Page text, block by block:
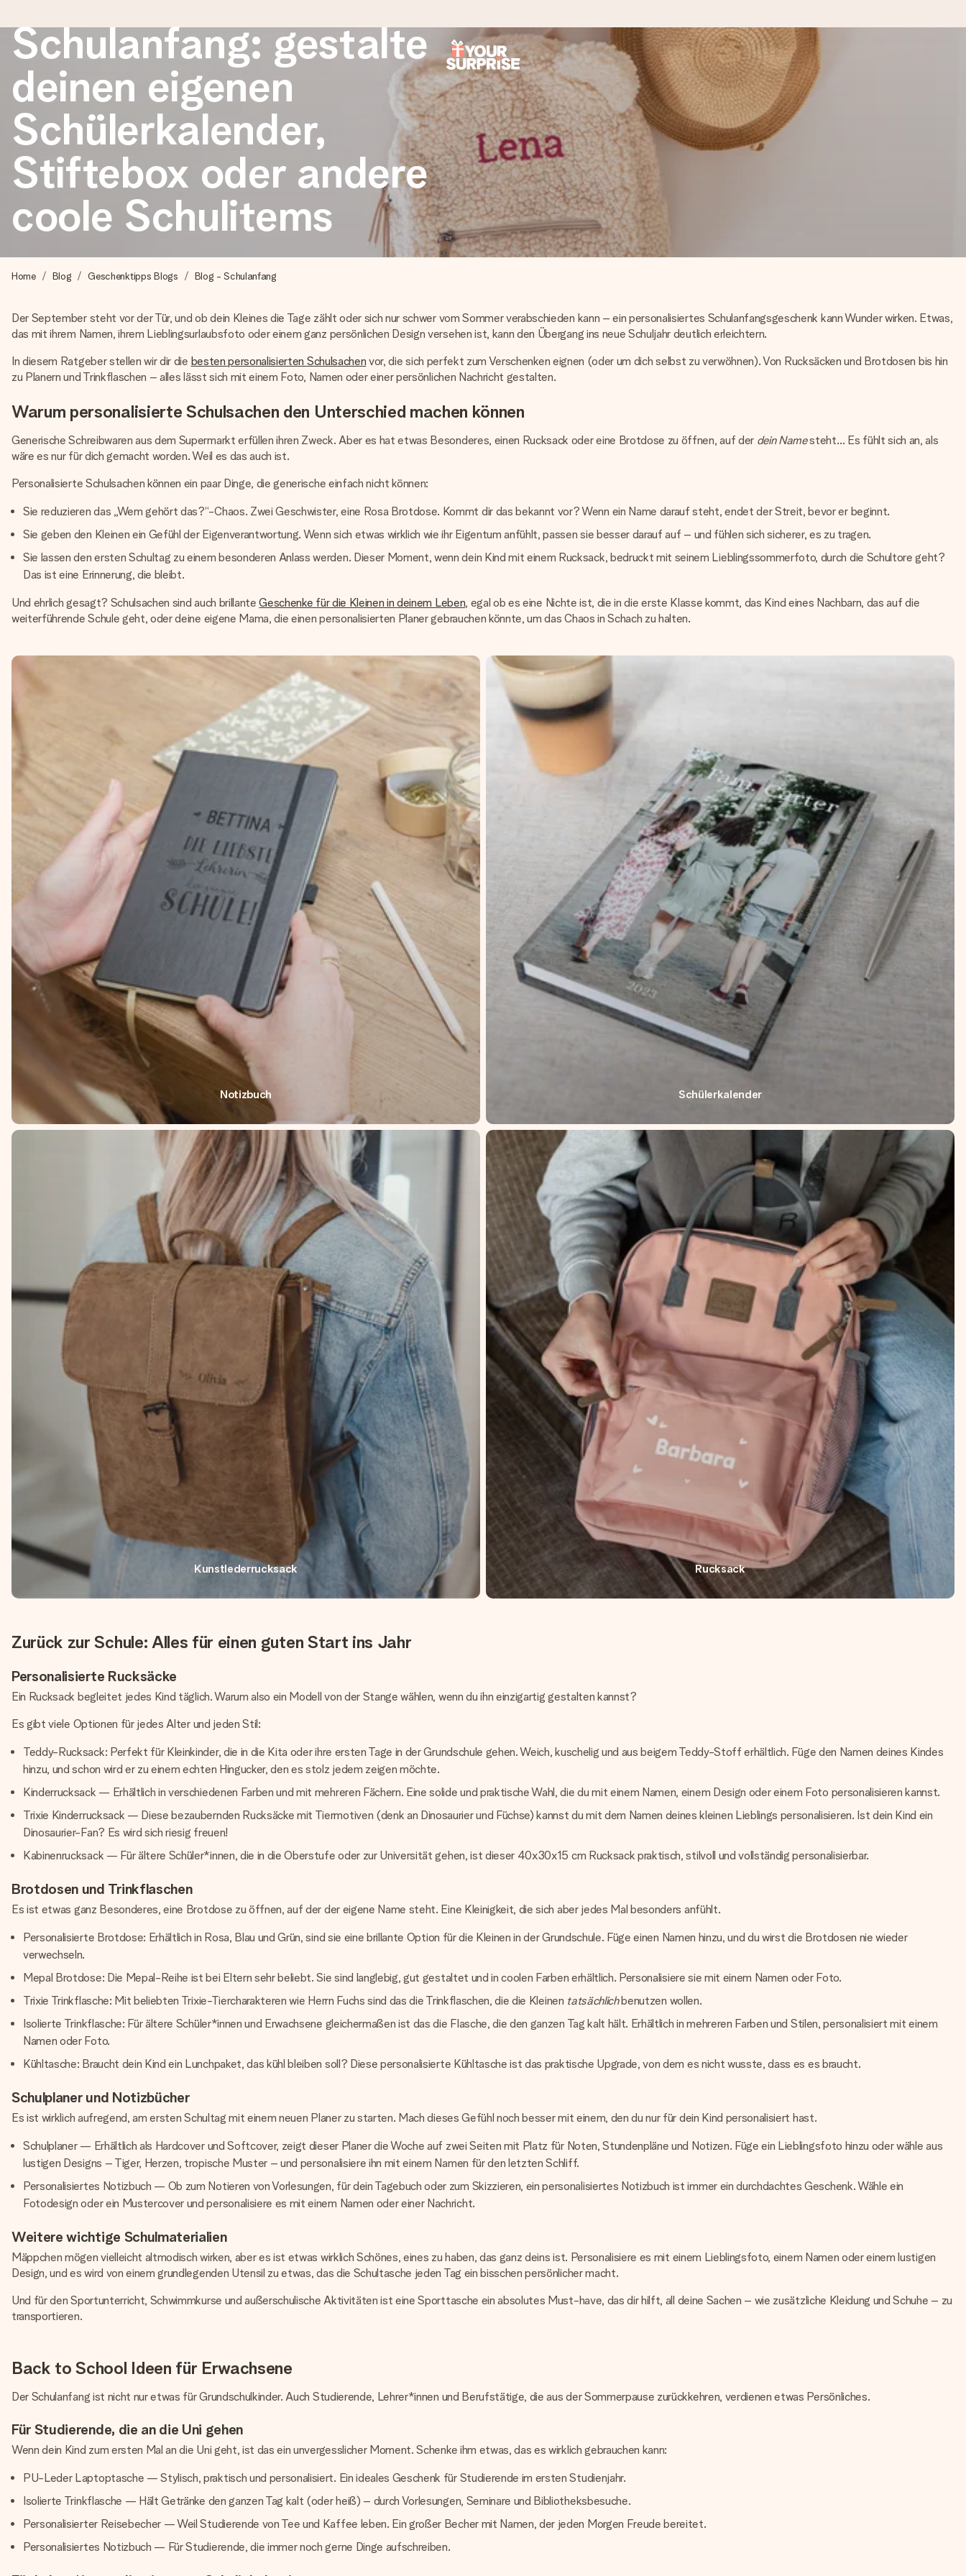
Heute bestellt, in 1 Werktag verschickt
Wir bereiten dein Geschenk sorgfältig vor und schicken es blitzschnell – damit du es genau zum richtigen Zeitpunkt überreichen kannst, wenn es am meisten
zählt.
4,8 (basierend auf +15.000 Bewertungen)
Unsere Geschenke begeistern. Kunden bewerten uns mit 4,8 bei Google Reviews (Gesamtergebnis aller Länder, in die wir versenden).
+49 39292 929695
Montag - Freitag : 8:30 - 17:00 Uhr
Schulanfang: gestalte
deinen eigenen
Schülerkalender,
Stiftebox oder andere
coole Schulitems
Home Blog Geschenktipps Blogs Blog - Schulanfang
Der September steht vor der Tür, und ob dein Kleines die Tage zählt oder sich nur schwer vom Sommer verabschieden kann – ein personalisiertes Schulanfangsgeschenk kann Wunder wirken. Etwas,
das mit ihrem Namen, ihrem Lieblingsurlaubsfoto oder einem ganz persönlichen Design versehen ist, kann den Übergang ins neue Schuljahr deutlich erleichtern.
In diesem Ratgeber stellen wir dir die besten personalisierten Schulsachen vor, die sich perfekt zum Verschenken eignen (oder um dich selbst zu verwöhnen). Von Rucksäcken und Brotdosen bis hin
zu Planern und Trinkflaschen – alles lässt sich mit einem Foto, Namen oder einer persönlichen Nachricht gestalten.
Warum personalisierte Schulsachen den Unterschied machen können
Generische Schreibwaren aus dem Supermarkt erfüllen ihren Zweck. Aber es hat etwas Besonderes, einen Rucksack oder eine Brotdose zu öffnen, auf der dein Namesteht… Es fühlt sich an, als
wäre es nur für dich gemacht worden. Weil es das auch ist.
Personalisierte Schulsachen können ein paar Dinge, die generische einfach nicht können:
Sie reduzieren das „Wem gehört das?“-Chaos. Zwei Geschwister, eine Rosa Brotdose. Kommt dir das bekannt vor? Wenn ein Name darauf steht, endet der Streit, bevor er beginnt.
Sie geben den Kleinen ein Gefühl der Eigenverantwortung. Wenn sich etwas wirklich wie ihr Eigentum anfühlt, passen sie besser darauf auf – und fühlen sich sicherer, es zu tragen.
Sie lassen den ersten Schultag zu einem besonderen Anlass werden. Dieser Moment, wenn dein Kind mit einem Rucksack, bedruckt mit seinem Lieblingssommerfoto, durch die Schultore geht?
Das ist eine Erinnerung, die bleibt.
Und ehrlich gesagt? Schulsachen sind auch brillanteGeschenke für die Kleinen in deinem Leben, egal ob es eine Nichte ist, die in die erste Klasse kommt, das Kind eines Nachbarn, das auf die
weiterführende Schule geht, oder deine eigene Mama, die einen personalisierten Planer gebrauchen könnte, um das Chaos in Schach zu halten.
Notizbuch Schülerkalender
Kunstlederrucksack Rucksack
Zurück zur Schule: Alles für einen guten Start ins Jahr
Personalisierte Rucksäcke
Ein Rucksack begleitet jedes Kind täglich. Warum also ein Modell von der Stange wählen, wenn du ihn einzigartig gestalten kannst?
Es gibt viele Optionen für jedes Alter und jeden Stil:
Teddy-Rucksack: Perfekt für Kleinkinder, die in die Kita oder ihre ersten Tage in der Grundschule gehen. Weich, kuschelig und aus beigem Teddy-Stoff erhältlich. Füge den Namen deines Kindes
hinzu, und schon wird er zu einem echten Hingucker, den es stolz jedem zeigen möchte.
Kinderrucksack — Erhältlich in verschiedenen Farben und mit mehreren Fächern. Eine solide und praktische Wahl, die du mit einem Namen, einem Design oder einem Foto personalisieren kannst.
Trixie Kinderrucksack — Diese bezaubernden Rucksäcke mit Tiermotiven (denk an Dinosaurier und Füchse) kannst du mit dem Namen deines kleinen Lieblings personalisieren. Ist dein Kind ein
Dinosaurier-Fan? Es wird sich riesig freuen!
Kabinenrucksack — Für ältere Schüler*innen, die in die Oberstufe oder zur Universität gehen, ist dieser 40x30x15 cm Rucksack praktisch, stilvoll und vollständig personalisierbar.
Brotdosen und Trinkflaschen
Es ist etwas ganz Besonderes, eine Brotdose zu öffnen, auf der der eigene Name steht. Eine Kleinigkeit, die sich aber jedes Mal besonders anfühlt.
Personalisierte Brotdose: Erhältlich in Rosa, Blau und Grün, sind sie eine brillante Option für die Kleinen in der Grundschule. Füge einen Namen hinzu, und du wirst die Brotdosen nie wieder
verwechseln.
Mepal Brotdose: Die Mepal-Reihe ist bei Eltern sehr beliebt. Sie sind langlebig, gut gestaltet und in coolen Farben erhältlich. Personalisiere sie mit einem Namen oder Foto.
Trixie Trinkflasche: Mit beliebten Trixie-Tiercharakteren wie Herrn Fuchs sind das die Trinkflaschen, die die Kleinen tatsächlichbenutzen wollen.
Isolierte Trinkflasche: Für ältere Schüler*innen und Erwachsene gleichermaßen ist das die Flasche, die den ganzen Tag kalt hält. Erhältlich in mehreren Farben und Stilen, personalisiert mit einem
Namen oder Foto.
Kühltasche: Braucht dein Kind ein Lunchpaket, das kühl bleiben soll? Diese personalisierte Kühltasche ist das praktische Upgrade, von dem es nicht wusste, dass es es braucht.
Schulplaner und Notizbücher
Es ist wirklich aufregend, am ersten Schultag mit einem neuen Planer zu starten. Mach dieses Gefühl noch besser mit einem, den du nur für dein Kind personalisiert hast.
Schulplaner — Erhältlich als Hardcover und Softcover, zeigt dieser Planer die Woche auf zwei Seiten mit Platz für Noten, Stundenpläne und Notizen. Füge ein Lieblingsfoto hinzu oder wähle aus
lustigen Designs – Tiger, Herzen, tropische Muster – und personalisiere ihn mit einem Namen für den letzten Schliff.
Personalisiertes Notizbuch — Ob zum Notieren von Vorlesungen, für dein Tagebuch oder zum Skizzieren, ein personalisiertes Notizbuch ist immer ein durchdachtes Geschenk. Wähle ein
Fotodesign oder ein Mustercover und personalisiere es mit einem Namen oder einer Nachricht.
Weitere wichtige Schulmaterialien
Mäppchen mögen vielleicht altmodisch wirken, aber es ist etwas wirklich Schönes, eines zu haben, das ganz deins ist. Personalisiere es mit einem Lieblingsfoto, einem Namen oder einem lustigen
Design, und es wird von einem grundlegenden Utensil zu etwas, das die Schultasche jeden Tag ein bisschen persönlicher macht.
Und für den Sportunterricht, Schwimmkurse und außerschulische Aktivitäten ist eine Sporttasche ein absolutes Must-have, das dir hilft, all deine Sachen – wie zusätzliche Kleidung und Schuhe – zu
transportieren.
Back to School Ideen für Erwachsene
Der Schulanfang ist nicht nur etwas für Grundschulkinder. Auch Studierende, Lehrer*innen und Berufstätige, die aus der Sommerpause zurückkehren, verdienen etwas Persönliches.
Für Studierende, die an die Uni gehen
Wenn dein Kind zum ersten Mal an die Uni geht, ist das ein unvergesslicher Moment. Schenke ihm etwas, das es wirklich gebrauchen kann:
PU-Leder Laptoptasche — Stylisch, praktisch und personalisiert. Ein ideales Geschenk für Studierende im ersten Studienjahr.
Isolierte Trinkflasche — Hält Getränke den ganzen Tag kalt (oder heiß) – durch Vorlesungen, Seminare und Bibliotheksbesuche.
Personalisierter Reisebecher — Weil Studierende von Tee und Kaffee leben. Ein großer Becher mit Namen, der jeden Morgen Freude bereitet.
Personalisiertes Notizbuch — Für Studierende, die immer noch gerne Dinge aufschreiben.